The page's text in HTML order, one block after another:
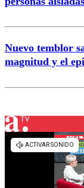
Nuevo temblor
magnitud y el